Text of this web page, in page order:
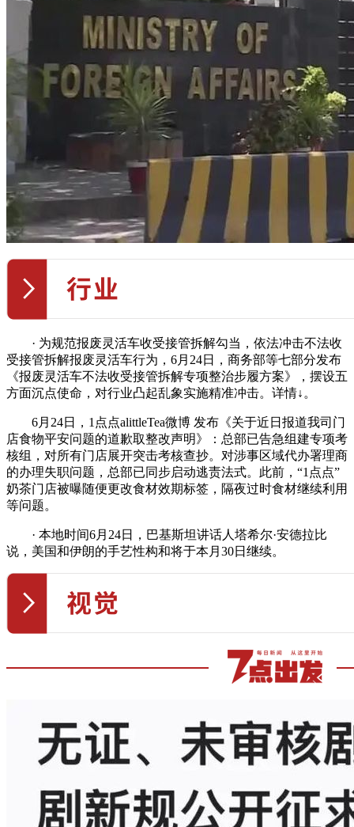
· 为规范报废灵活车收受接管拆解勾当，依法冲击不法收
受接管拆解报废灵活车行为，6月24日，商务部等七部分发布
《报废灵活车不法收受接管拆解专项整治步履方案》，摆设五
方面沉点使命，对行业凸起乱象实施精准冲击。详情↓。
6月24日，1点点alittleTea微博 发布《关于近日报道我司门
店食物平安问题的道歉取整改声明》：总部已告急组建专项考
核组，对所有门店展开突击考核查抄。对涉事区域代办署理商
的办理失职问题，总部已同步启动逃责法式。此前，“1点点”
奶茶门店被曝随便更改食材效期标签，隔夜过时食材继续利用
等问题。
· 本地时间6月24日，巴基斯坦讲话人塔希尔·安德拉比
说，美国和伊朗的手艺性构和将于本月30日继续。